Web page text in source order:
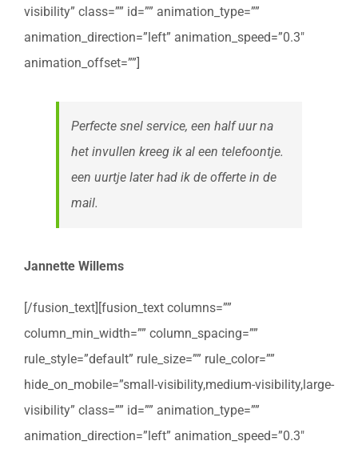
visibility” class=”” id=”” animation_type=””
animation_direction=”left” animation_speed=”0.3″
animation_offset=””]
Perfecte snel service, een half uur na
het invullen kreeg ik al een telefoontje.
een uurtje later had ik de offerte in de
mail.
Jannette Willems
[/fusion_text][fusion_text columns=””
column_min_width=”” column_spacing=””
rule_style=”default” rule_size=”” rule_color=””
hide_on_mobile=”small-visibility,medium-visibility,large-
visibility” class=”” id=”” animation_type=””
animation_direction=”left” animation_speed=”0.3″